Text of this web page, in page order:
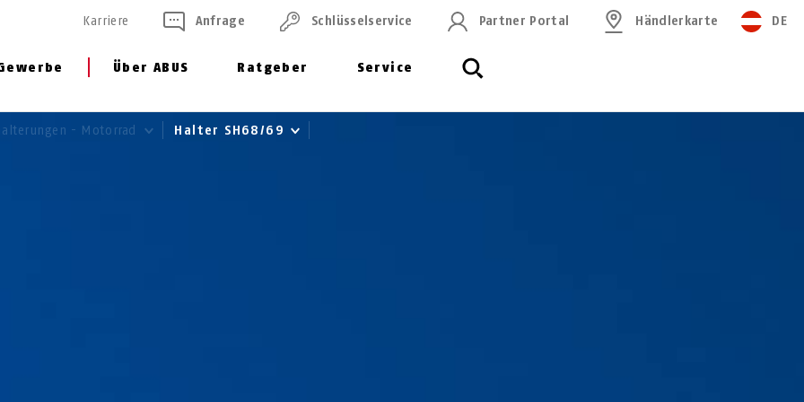
Über ABUS Ratgeber Service
Karriere Anfrage Schlüssel­service Partner Portal Händlerkarte DE
- Motorrad Halter SH68/69